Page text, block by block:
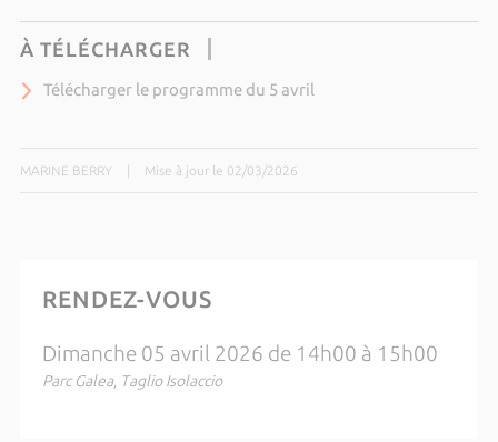
À TÉLÉCHARGER
Télécharger le programme du 5 avril
MARINE BERRY Mise à jour le 02/03/2026
RENDEZ-VOUS
Dimanche 05 avril 2026 de 14h00 à 15h00
Parc Galea, Taglio Isolaccio